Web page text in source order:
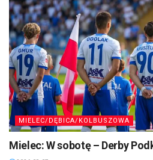
MIELEC/DĘBICA/KOLBUSZOWA
Mielec: W sobotę – Derby